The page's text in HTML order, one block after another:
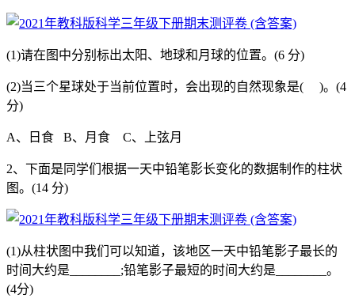
(1)请在图中分别标出太阳、地球和月球的位置。(6 分)
(2)当三个星球处于当前位置时，会出现的自然现象是( )。(4
分)
A、日食 B、月食 C、上弦月
2、下面是同学们根据一天中铅笔影长变化的数据制作的柱状
图。(14 分)
(1)从柱状图中我们可以知道，该地区一天中铅笔影子最长的
时间大约是________;铅笔影子最短的时间大约是________。
(4分)